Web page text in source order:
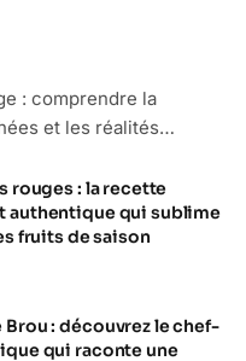
: comprendre la
et les réalités…
rouges : la recette
authentique qui sublime
fruits de saison
Brou : découvrez le chef-
qui raconte une